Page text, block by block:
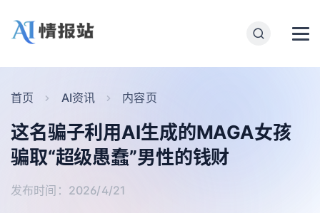
首页 AI资讯 内容页
这名骗子利用AI生成的MAGA女孩
骗取“超级愚蠢”男性的钱财
发布时间：2026/4/21